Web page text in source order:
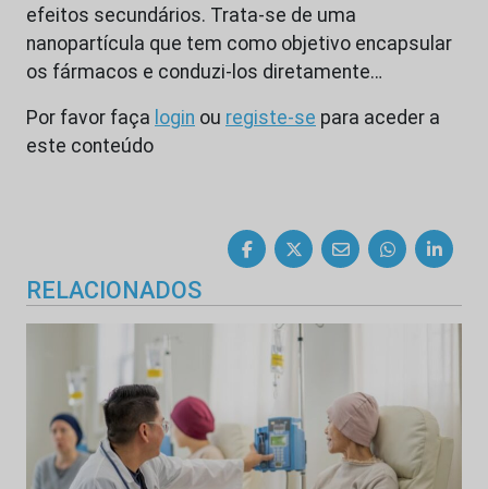
efeitos secundários. Trata-se de uma
nanopartícula que tem como objetivo encapsular
os fármacos e conduzi-los diretamente…
Por favor faça login ou registe-se para aceder a
este conteúdo
RELACIONADOS